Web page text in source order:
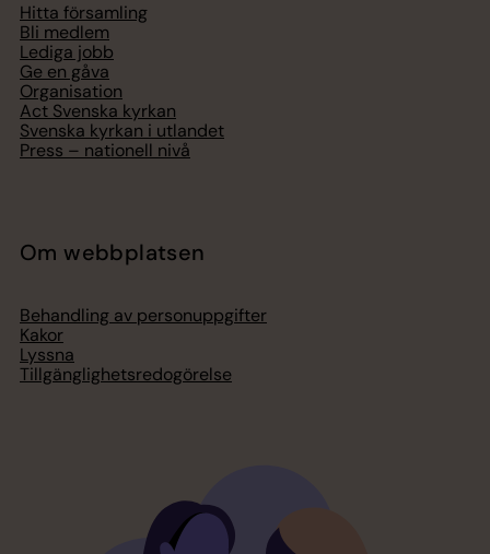
Hitta församling
Bli medlem
Lediga jobb
Ge en gåva
Organisation
Act Svenska kyrkan
Svenska kyrkan i utlandet
Press – nationell nivå
Om webbplatsen
Behandling av personuppgifter
Kakor
Lyssna
Tillgänglighetsredogörelse